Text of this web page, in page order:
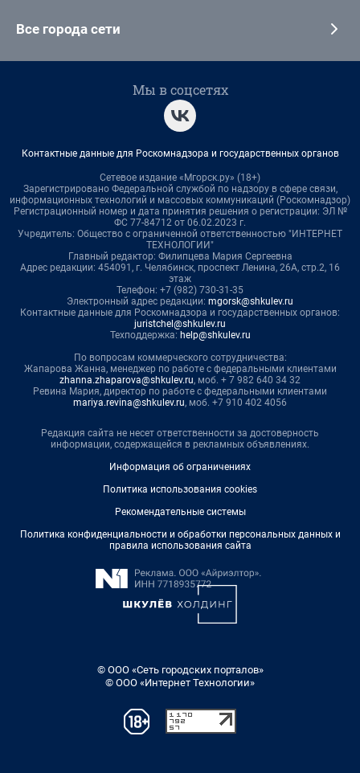
Все города сети
Мы в соцсетях
Контактные данные для Роскомнадзора и государственных органов
Сетевое издание «Мгорск.ру» (18+)
Зарегистрировано Федеральной службой по надзору в сфере связи,
информационных технологий и массовых коммуникаций (Роскомнадзор)
Регистрационный номер и дата принятия решения о регистрации: ЭЛ №
ФС 77-84712 от 06.02.2023 г.
Учредитель: Общество с ограниченной ответственностью "ИНТЕРНЕТ
ТЕХНОЛОГИИ"
Главный редактор: Филипцева Мария Сергеевна
Адрес редакции: 454091, г. Челябинск, проспект Ленина, 26А, стр.2, 16
этаж
Телефон: +7 (982) 730-31-35
Электронный адрес редакции: mgorsk@shkulev.ru
Контактные данные для Роскомнадзора и государственных органов:
juristchel@shkulev.ru
Техподдержка: help@shkulev.ru
По вопросам коммерческого сотрудничества:
Жапарова Жанна, менеджер по работе с федеральными клиентами
zhanna.zhaparova@shkulev.ru, моб. + 7 982 640 34 32
Ревина Мария, директор по работе с федеральными клиентами
mariya.revina@shkulev.ru, моб. +7 910 402 4056
Редакция сайта не несет ответственности за достоверность
информации, содержащейся в рекламных объявлениях.
Информация об ограничениях
Политика использования cookies
Рекомендательные системы
Политика конфиденциальности и обработки персональных данных и
правила использования сайта
© ООО «Сеть городских порталов»
© ООО «Интернет Технологии»